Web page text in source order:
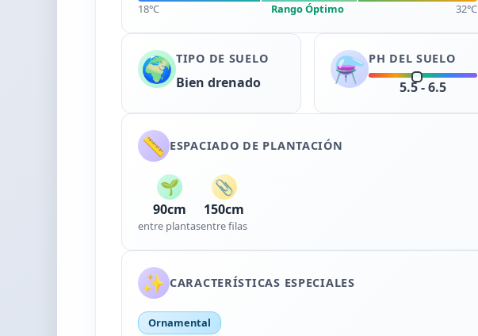
18°C Rango Óptimo 32°C
🌍 TIPO DE SUELO
Bien drenado ⚗️ PH DEL SUELO
5.5 - 6.5
📏 ESPACIADO DE PLANTACIÓN
🌱
90cm
entre plantas
📎
150cm
entre filas
✨ CARACTERÍSTICAS ESPECIALES
Ornamental